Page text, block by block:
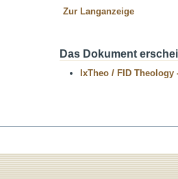
Zur Langanzeige
Das Dokument
IxTheo / FID Theology